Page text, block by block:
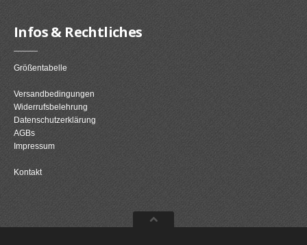
Infos & Rechtliches
Größentabelle
Versandbedingungen
Widerrufsbelehrung
Datenschutzerklärung
AGBs
Impressum
Kontakt